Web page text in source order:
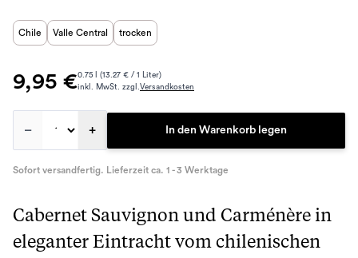
Chile Valle Central trocken
9,95 €0.75 l (13.27 € / 1 Liter)
inkl. MwSt. zzgl.Versandkosten
– + In den Warenkorb legen
Sofort versandfertig. Lieferzeit ca. 1 - 3 Werktage
Cabernet Sauvignon und Carménère in
eleganter Eintracht vom chilenischen